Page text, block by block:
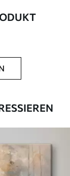
hinzufügen.